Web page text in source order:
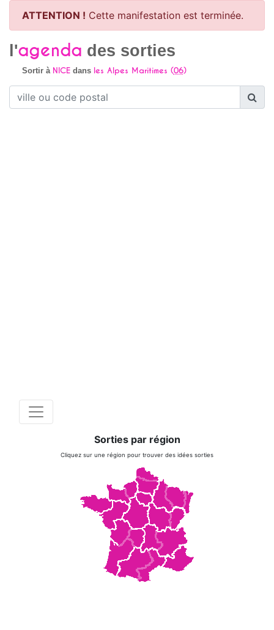
ATTENTION ! Cette manifestation est terminée.
l'agenda des sorties
Sortir à NICEdans les Alpes Maritimes (06)
Sorties par région
Cliquez sur une région pour trouver des idées sorties